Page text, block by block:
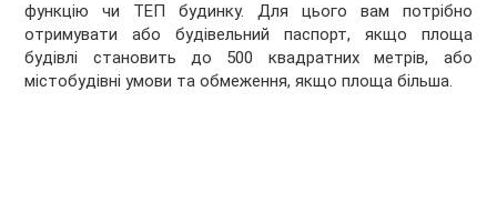
функцію чи ТЕП будинку. Для цього вам потрібно
отримувати або будівельний паспорт, якщо площа
будівлі становить до 500 квадратних метрів, або
містобудівні умови та обмеження, якщо площа більша.